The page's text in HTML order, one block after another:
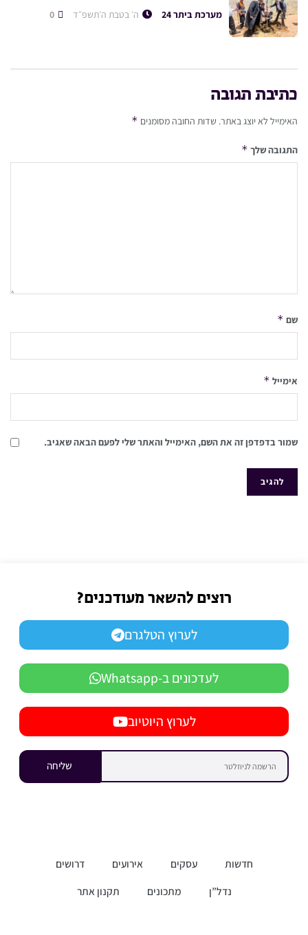
מערכת ביתר 24 ה׳ בטבת ה׳תשפ״ד
כתיבת תגובה
האימייל לא יוצג באתר. שדות החובה מסומנים *
התגובה שלך *
שם *
אימייל *
שמור בדפדפן זה את השם, האימייל והאתר שלי לפעם הבאה שאגיב.
רוצים להשאר מעודכנים?
לערוץ הטלגרם
לעדכונים ב-Whatsapp
לערוץ היוטיוב
שליחה
חדשות עסקים אירועים
דרושים
נדל”ן
מתכונים תקנון אתר